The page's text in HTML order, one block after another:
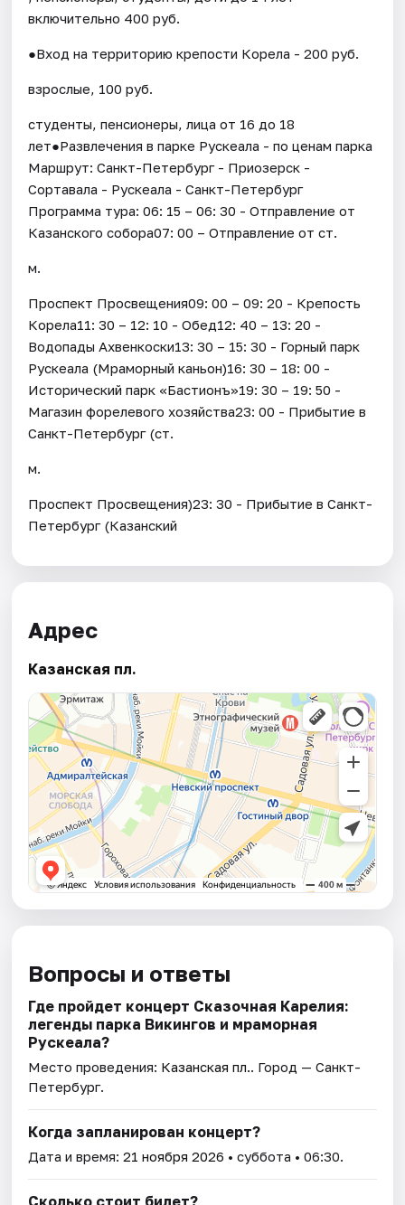
включительно 400 руб.
●Вход на территорию крепости Корела - 200 руб.
взрослые, 100 руб.
студенты, пенсионеры, лица от 16 до 18
лет●Развлечения в парке Рускеала - по ценам парка
Маршрут: Санкт-Петербург - Приозерск -
Сортавала - Рускеала - Санкт-Петербург
Программа тура: 06: 15 – 06: 30 - Отправление от
Казанского собора07: 00 – Отправление от ст.
м.
Проспект Просвещения09: 00 – 09: 20 - Крепость
Корела11: 30 – 12: 10 - Обед12: 40 – 13: 20 -
Водопады Ахвенкоски13: 30 – 15: 30 - Горный парк
Рускеала (Мраморный каньон)16: 30 – 18: 00 -
Исторический парк «Бастионъ»19: 30 – 19: 50 -
Магазин форелевого хозяйства23: 00 - Прибытие в
Санкт-Петербург (ст.
м.
Проспект Просвещения)23: 30 - Прибытие в Санкт-
Петербург (Казанский
Адрес
Казанская пл.
Вопросы и ответы
Где пройдет концерт Сказочная Карелия:
легенды парка Викингов и мраморная
Рускеала?
Место проведения: Казанская пл.. Город — Санкт-
Петербург.
Когда запланирован концерт?
Дата и время:21 ноября 2026 • суббота • 06:30.